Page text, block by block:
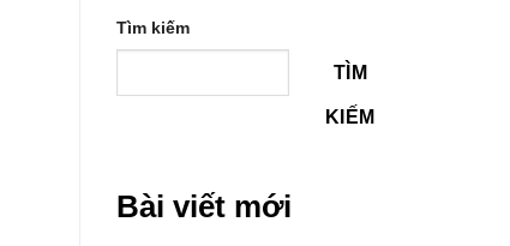
Tìm kiếm
TÌM
KIẾM
Bài viết mới